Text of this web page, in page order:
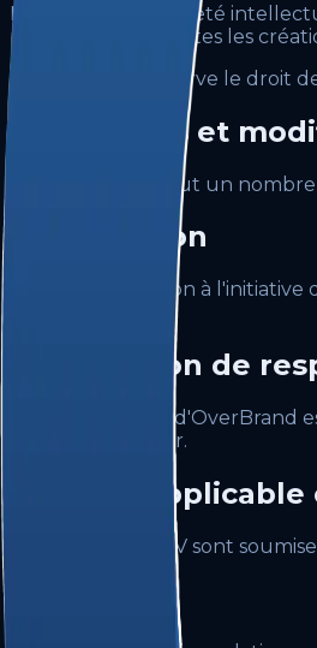
Les droits de propriété
propriétaire de toutes les
OverBrand se réserve le droit
7. Révisions et
Chaque devis inclut un
8. Résiliation
En cas de résiliation à
9. Limitation de
La responsabilité
manque à gagner.
10. Droit
Les présentes CGV sont